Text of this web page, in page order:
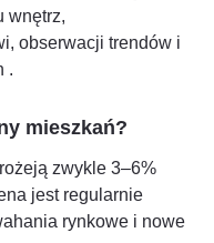
wnętrz,
obserwacji trendów i
.
mieszkań?
zwykle 3–6%
jest regularnie
rynkowe i nowe